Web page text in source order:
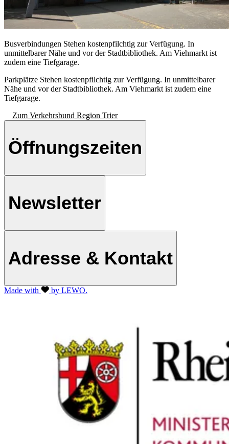
Busverbindungen Stehen kostenpfilchtig zur Verfügung. In
unmittelbarer Nähe und vor der Stadtbibliothek. Am Viehmarkt ist
zudem eine Tiefgarage.
Parkplätze Stehen kostenpfilchtig zur Verfügung. In unmittelbarer
Nähe und vor der Stadtbibliothek. Am Viehmarkt ist zudem eine
Tiefgarage.
Zum Verkehrsbund Region Trier
Öffnungszeiten
Newsletter
Adresse & Kontakt
Made with by LEWO.